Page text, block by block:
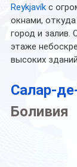
Reykjavík с
окнами,
город и залив.
этаже
высоких
Салар-
Боливия